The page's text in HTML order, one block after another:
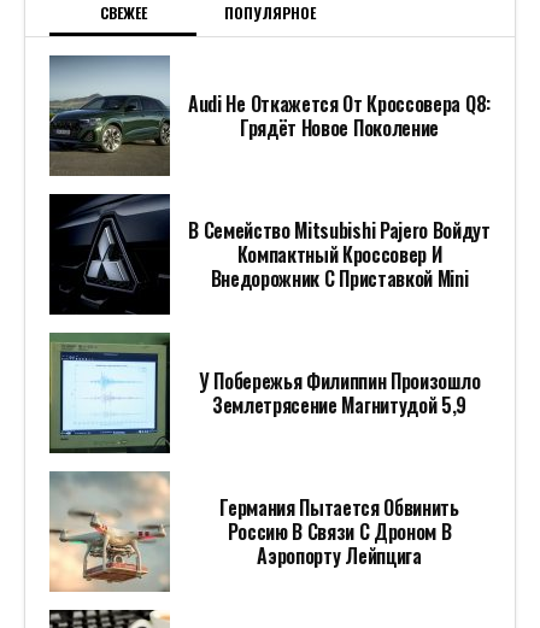
СВЕЖЕЕ ПОПУЛЯРНОЕ
Audi Не Откажется От Кроссовера Q8:
Грядёт Новое Поколение
В Семейство Mitsubishi Pajero Войдут
Компактный Кроссовер И
Внедорожник С Приставкой Mini
У Побережья Филиппин Произошло
Землетрясение Магнитудой 5,9
Германия Пытается Обвинить
Россию В Связи С Дроном В
Аэропорту Лейпцига